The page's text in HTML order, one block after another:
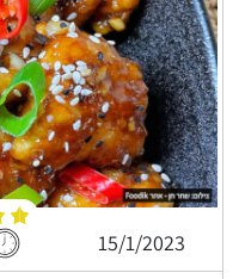
15/1/2023